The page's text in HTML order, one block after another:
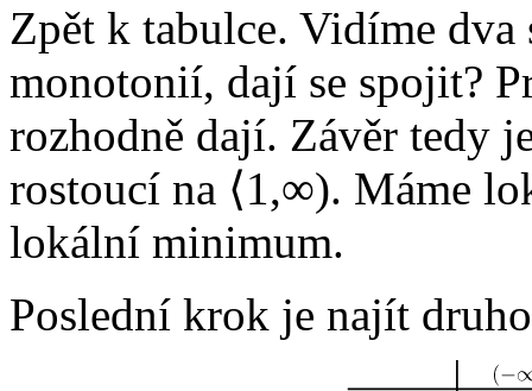
Zpět k tabulce. Vidíme
monotonií, dají se spojit?
rozhodně dají. Závěr tedy
rostoucí na ⟨1,∞). Máme
lokální minimum.
Poslední krok je najít